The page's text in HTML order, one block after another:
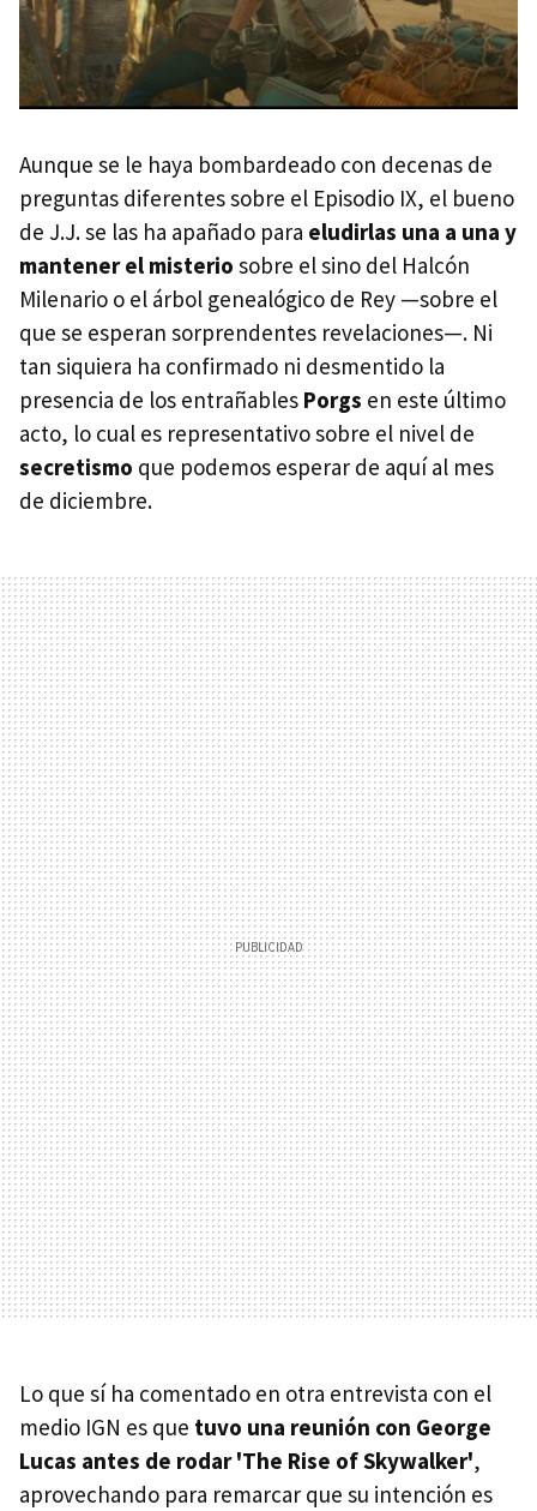
Aunque se le haya bombardeado con decenas de
preguntas diferentes sobre el Episodio IX, el bueno
de J.J. se las ha apañado para eludirlas una a una y
mantener el misterio sobre el sino del Halcón
Milenario o el árbol genealógico de Rey —sobre el
que se esperan sorprendentes revelaciones—. Ni
tan siquiera ha confirmado ni desmentido la
presencia de los entrañables Porgs en este último
acto, lo cual es representativo sobre el nivel de
secretismo que podemos esperar de aquí al mes
de diciembre.
Lo que sí ha comentado en otra entrevista con el
medio IGN es que tuvo una reunión con George
Lucas antes de rodar 'The Rise of Skywalker',
aprovechando para remarcar que su intención es